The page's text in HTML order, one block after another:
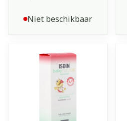
Niet beschikbaar